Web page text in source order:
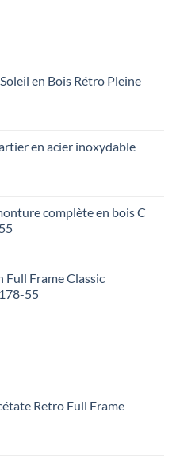
en Bois Rétro Pleine
en acier inoxydable
complète en bois C
Frame Classic
55
Retro Full Frame